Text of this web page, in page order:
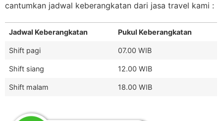
cantumkan jadwal keberangkatan dari jasa travel kami :
Jadwal Keberangkatan Pukul Keberangkatan
Shift pagi 07.00 WIB
Shift siang 12.00 WIB
Shift malam 18.00 WIB